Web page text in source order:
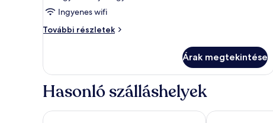
Négyágyas
szoba
Ingyenes wifi
További részletek
Négyágyas
Árak megtekintése
Hasonló szálláshelyek
Hotel Nuovo Rebecchino Hotel Zara